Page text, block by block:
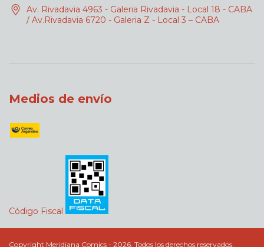
Av. Rivadavia 4963 - Galeria Rivadavia - Local 18 - CABA
/ Av.Rivadavia 6720 - Galeria Z - Local 3 – CABA
Medios de envío
Código Fiscal
Copyright Meridiana Comics - 2026. Todos los derechos reservados.